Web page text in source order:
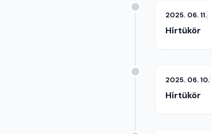
2025. 06. 11.
Hírtükör
2025. 06. 10.
Hírtükör